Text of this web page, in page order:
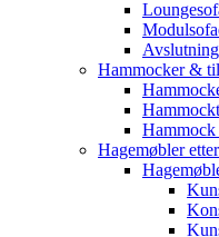
Hammocker &
Hammock
Hagemøbler